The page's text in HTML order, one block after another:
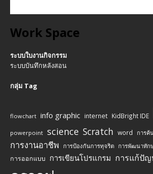
Work Space
ระบบใบงานกิจกรรม
ระบบบันทึกหลังสอน
กลุ่ม Tag
flowchart info graphic internet KidBright IDE
powerpoint science Scratch word การค้
การงานอาชีพ
การป้องกันการทุจริต การพัฒนาทัก
การออกแบบ การเขียนโปรแกรม การแก้ปัญ